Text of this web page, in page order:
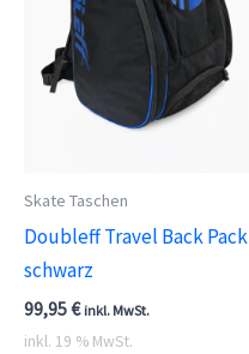
Skate Taschen
Doubleff Travel Back Pack
schwarz
99,95€ inkl. MwSt.
inkl. 19 % MwSt.